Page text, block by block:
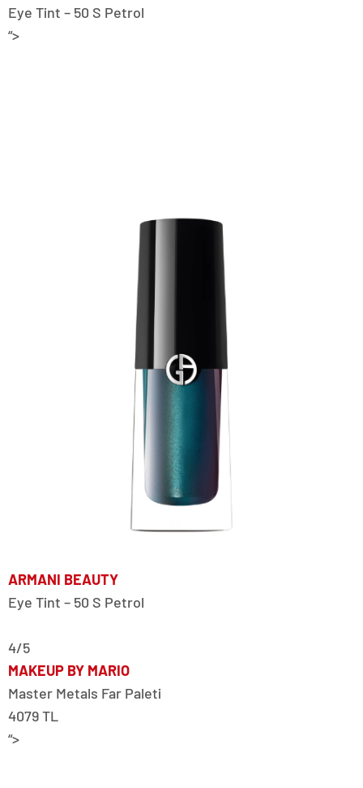
Eye Tint – 50 S Petrol
“>
ARMANI BEAUTY
Eye Tint – 50 S Petrol
4/5
MAKEUP BY MARIO
Master Metals Far Paleti
4079 TL
“>